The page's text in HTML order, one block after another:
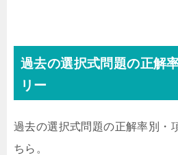
過去の選択式問題の正解
リー
過去の選択式問題の正解率別・
ちら。